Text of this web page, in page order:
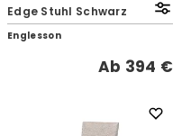
Edge Stuhl Schwarz
Englesson
Ab 394 €